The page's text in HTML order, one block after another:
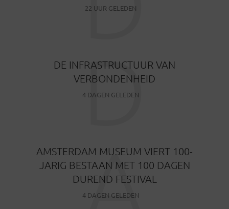
22 UUR GELEDEN
DE INFRASTRUCTUUR VAN
VERBONDENHEID
4 DAGEN GELEDEN
D
AMSTERDAM MUSEUM VIERT 100-
JARIG BESTAAN MET 100 DAGEN
DUREND FESTIVAL
4 DAGEN GELEDEN
A